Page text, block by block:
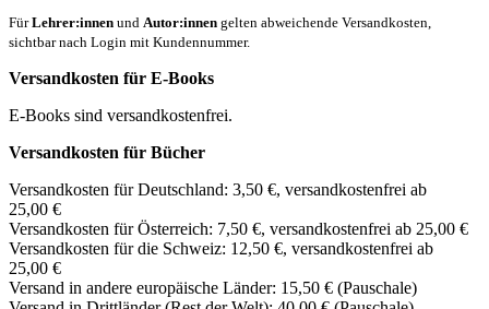
FürLehrer:innen und Autor:innen gelten abweichende Versandkosten,
sichtbar nach Login mit Kundennummer.
Versandkosten für E-Books
E-Books sind versandkostenfrei.
Versandkosten für Bücher
Versandkosten für Deutschland: 3,50 €, versandkostenfrei ab
25,00 €
Versandkosten für Österreich: 7,50 €, versandkostenfrei ab 25,00 €
Versandkosten für die Schweiz: 12,50 €, versandkostenfrei ab
25,00 €
Versand in andere europäische Länder: 15,50 € (Pauschale)